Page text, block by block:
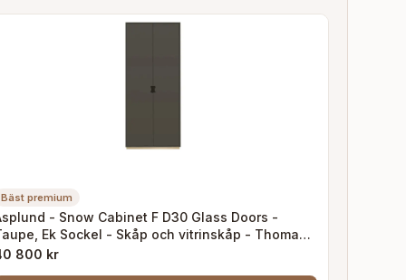
Bäst premium
- Snow Cabinet F D30 Glass Doors -
Ek Sockel - Skåp och vitrinskåp - Thomas
& Jonas Bohlin - Grå - Trä
800 kr